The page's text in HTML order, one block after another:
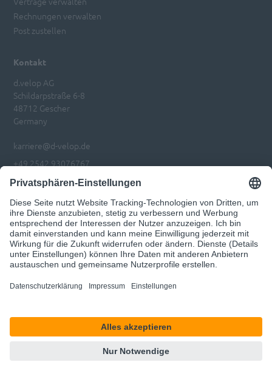
Kontakt
d.velop AG
Schildarpstraße 6-8
48712 Gescher
Germany
karriere@d-velop.de
+49 2542 93076767
Rechnungen verwalten
Post zustellen
Zur d.velop AG Seite
© 2026 d.velop
Unser Angebot richtet sich ausschließlich an Geschäftskunden.